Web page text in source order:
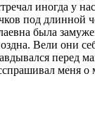
иногда у
под
была
Вели они
перед
меня о